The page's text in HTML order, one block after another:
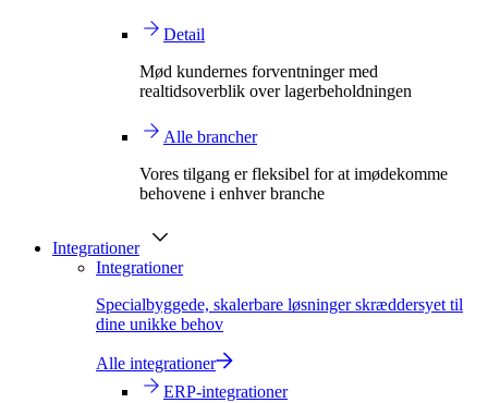
Detail
Mød kundernes forventninger med
realtidsoverblik over lagerbeholdningen
Alle brancher
Vores tilgang er fleksibel for at imødekomme
behovene i enhver branche
Integrationer
Integrationer
Specialbyggede, skalerbare løsninger skræddersyet til
dine unikke behov
Alle integrationer
ERP-integrationer